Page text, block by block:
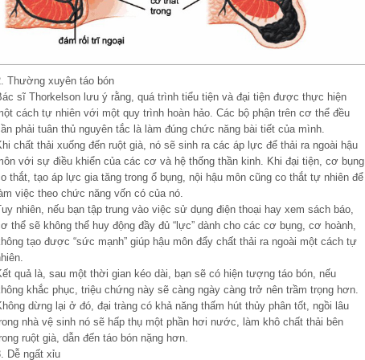
Thường xuyên táo bón
sĩ Thorkelson lưu ý rằng, quá trình tiểu tiện và đại tiện được thực hiện
cách tự nhiên với một quy trình hoàn hảo. Các bộ phận trên cơ thể đều
phải tuân thủ nguyên tắc là làm đúng chức năng bài tiết của mình.
chất thải xuống đến ruột già, nó sẽ sinh ra các áp lực để thải ra ngoài hậu
với sự điều khiển của các cơ và hệ thống thần kinh. Khi đại tiện, cơ bụng
thắt, tạo áp lực gia tăng trong ổ bụng, nội hậu môn cũng co thắt tự nhiên để
việc theo chức năng vốn có của nó.
nhiên, nếu bạn tập trung vào việc sử dụng điện thoại hay xem sách báo,
thể sẽ không thể huy động đầy đủ “lực” dành cho các cơ bụng, cơ hoành,
tạo được “sức mạnh” giúp hậu môn đẩy chất thải ra ngoài một cách tự
quả là, sau một thời gian kéo dài, bạn sẽ có hiện tượng táo bón, nếu
khắc phục, triệu chứng này sẽ càng ngày càng trở nên trầm trọng hơn.
dừng lại ở đó, đại tràng có khả năng thấm hút thủy phân tốt, ngồi lâu
nhà vệ sinh nó sẽ hấp thụ một phần hơi nước, làm khô chất thải bên
ruột già, dẫn đến táo bón nặng hơn.
Dễ ngất xỉu